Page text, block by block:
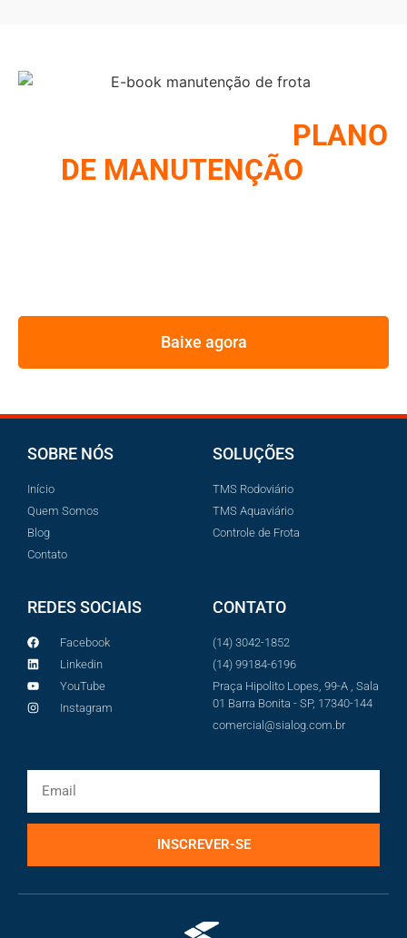
PLANO
DE MANUTENÇÃO
Baixe agora
SOBRE NÓS
Início
Quem Somos
Blog
Contato
SOLUÇÕES
TMS Rodoviário
TMS Aquaviário
Controle de Frota
REDES SOCIAIS
Facebook
Linkedin
YouTube
Instagram
CONTATO
(14) 3042-1852
(14) 99184-6196
Praça Hipolito Lopes, 99-A , Sala
01 Barra Bonita - SP, 17340-144
comercial@sialog.com.br
INSCREVER-SE